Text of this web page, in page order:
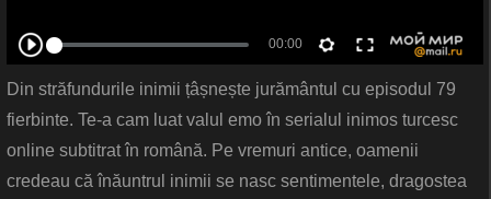
Din străfundurile inimii țâșnește jurământul cu episodul 79
fierbinte. Te-a cam luat valul emo în serialul inimos turcesc
online subtitrat în română. Pe vremuri antice, oamenii
credeau că înăuntrul inimii se nasc sentimentele, dragostea